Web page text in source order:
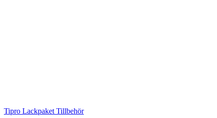
Tipro Lackpaket Tillbehör